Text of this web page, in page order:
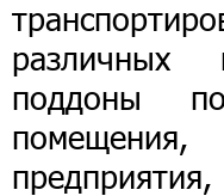
различных
поддоны